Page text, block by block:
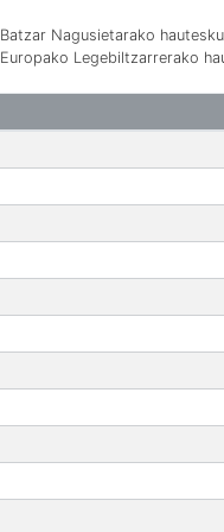
Batzar Nagusietarako
Europako Legebiltzarrerako